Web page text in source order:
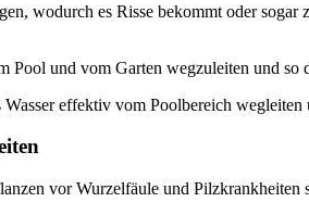
wodurch es Risse bekommt oder
Pool und vom Garten wegzuleiten und so
effektiv vom Poolbereich wegleiten
vor Wurzelfäule und